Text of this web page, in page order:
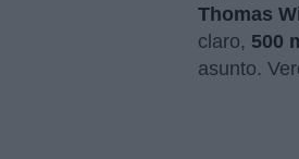
Thomas
claro, 500
asunto.